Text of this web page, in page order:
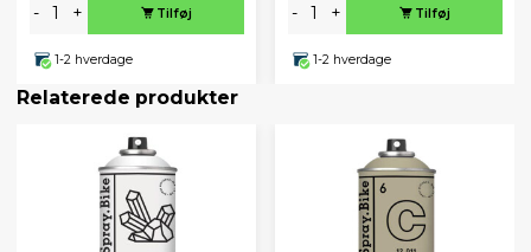
- + Tilføj
1-2 hverdage
- + Tilføj
1-2 hverdage
Relaterede produkter